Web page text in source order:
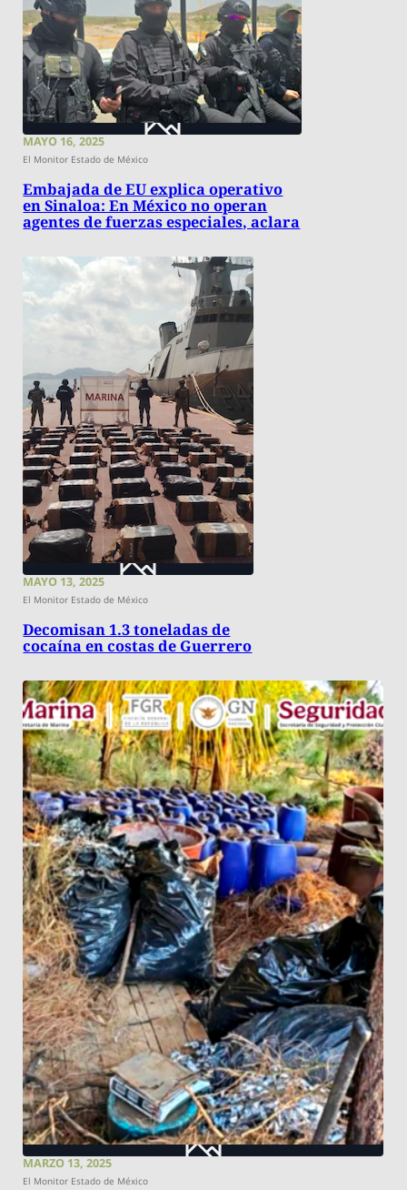
MAYO 16, 2025
El Monitor Estado de México
Embajada de EU explica operativo
en Sinaloa: En México no operan
agentes de fuerzas especiales, aclara
MAYO 13, 2025
El Monitor Estado de México
Decomisan 1.3 toneladas de
cocaína en costas de Guerrero
MARZO 13, 2025
El Monitor Estado de México